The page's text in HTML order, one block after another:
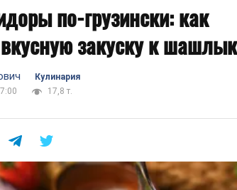
по-грузински: как
вкусную закуску к
Кулинария
17,8 т.